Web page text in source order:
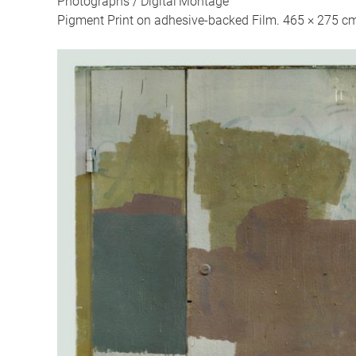
Pigment Print on adhesive-backed Film. 465 × 275